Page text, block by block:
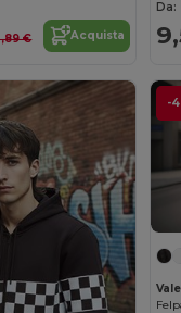
€ Acquista
Da:
-